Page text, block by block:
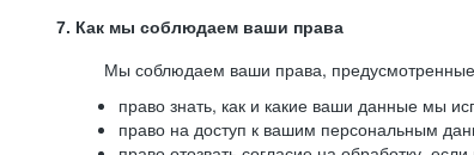
7. Как мы соблюдаем ваши права
Мы соблюдаем ваши права, предусмотренные
право знать, как и какие ваши данные мы
право на доступ к вашим персональным